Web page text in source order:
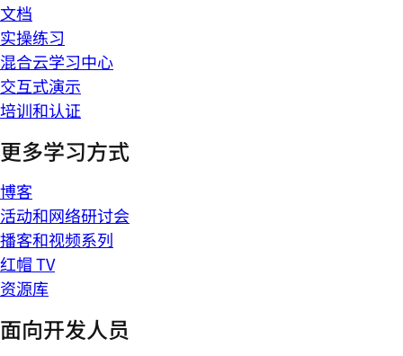
文档
实操练习
混合云学习中心
交互式演示
培训和认证
更多学习方式
博客
活动和网络研讨会
播客和视频系列
红帽 TV
资源库
面向开发人员